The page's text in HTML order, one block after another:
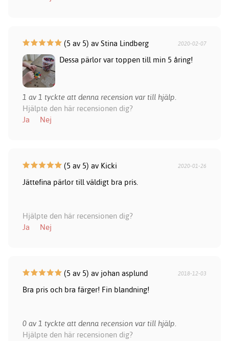
(5 av 5) av Stina Lindberg 2020-02-07
Dessa pärlor var toppen till min 5 åring!
1 av 1 tyckte att denna recension var till hjälp.
Hjälpte den här recensionen dig?
Ja
Nej
(5 av 5) av Kicki 2020-01-26
Jättefina pärlor till väldigt bra pris.
Hjälpte den här recensionen dig?
Ja
Nej
(5 av 5) av johan asplund 2018-12-03
Bra pris och bra färger! Fin blandning!
0 av 1 tyckte att denna recension var till hjälp.
Hjälpte den här recensionen dig?